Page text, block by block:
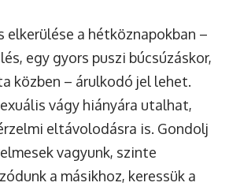
a hétköznapokban –
egy gyors puszi búcsúzáskor,
közben – árulkodó jel lehet.
vágy hiányára utalhat,
eltávolodásra is. Gondolj
vagyunk, szinte
a másikhoz, keressük a